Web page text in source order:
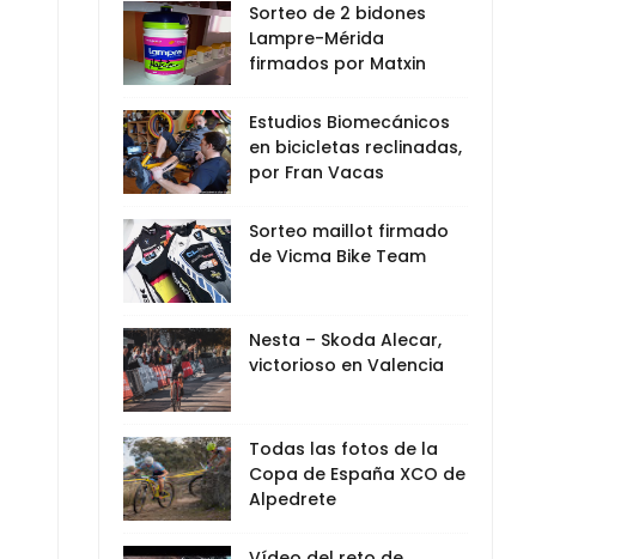
Sorteo de 2 bidones
Lampre-Mérida
firmados por Matxin
Estudios Biomecánicos
en bicicletas reclinadas,
por Fran Vacas
Sorteo maillot firmado
de Vicma Bike Team
Nesta – Skoda Alecar,
victorioso en Valencia
Todas las fotos de la
Copa de España XCO de
Alpedrete